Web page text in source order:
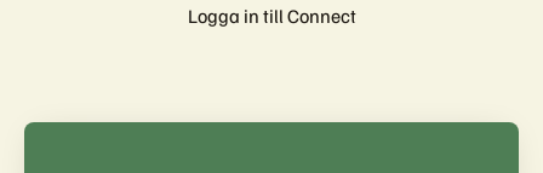
Logga in till Connect